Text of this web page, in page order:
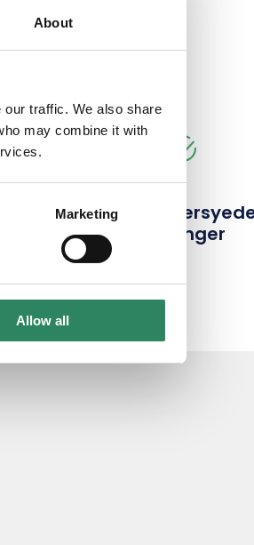
About
traffic. We also share
may combine it with
Marketing
Allow all
løsninger